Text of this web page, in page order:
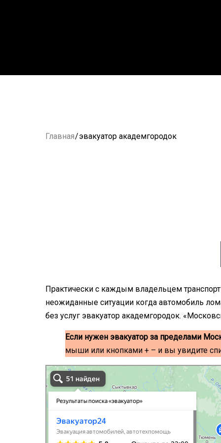
Главная/эвакуатор академгородок
Практически с каждым владельцем
неожиданные ситуации когда автомобиль
без услуг эвакуатор академгородок.
Если нужен эвакуатор за пределами
мыши или кнопками + – и вы увидите
эвакуаторы на карте
Волоколамск